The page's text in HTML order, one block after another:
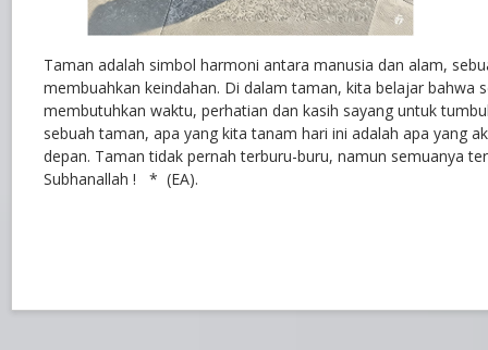
Taman adalah simbol harmoni antara manusia dan alam,
membuahkan keindahan. Di dalam taman, kita belajar bahwa
membutuhkan waktu, perhatian dan kasih sayang untuk
sebuah taman, apa yang kita tanam hari ini adalah apa yang
depan. Taman tidak pernah terburu-buru, namun semuanya
Subhanallah ! * (EA).